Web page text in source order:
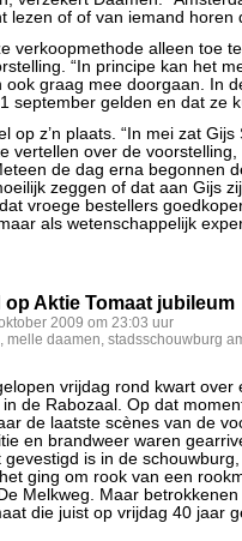
lezen of of van iemand horen
verkoopmethode alleen toe
“In principe kan het
ook graag mee doorgaan. In
september gelden en dat ze
op z’n plaats. “In mei zat
vertellen over de voorstelling,
de dag erna begonnen
zeggen of dat aan Gijs
vroege bestellers
als wetenschappelijk
Aktie Tomaat jubileum
2009 om 23:03 uur
, melle daamen, stadsschouwburg
vrijdag rond kwart over
de Rabozaal. Op dat
de laatste scènes van de
en brandweer waren
is in de
ging om rook van een
Melkweg. Maar
die juist op vrijdag 40 jaar